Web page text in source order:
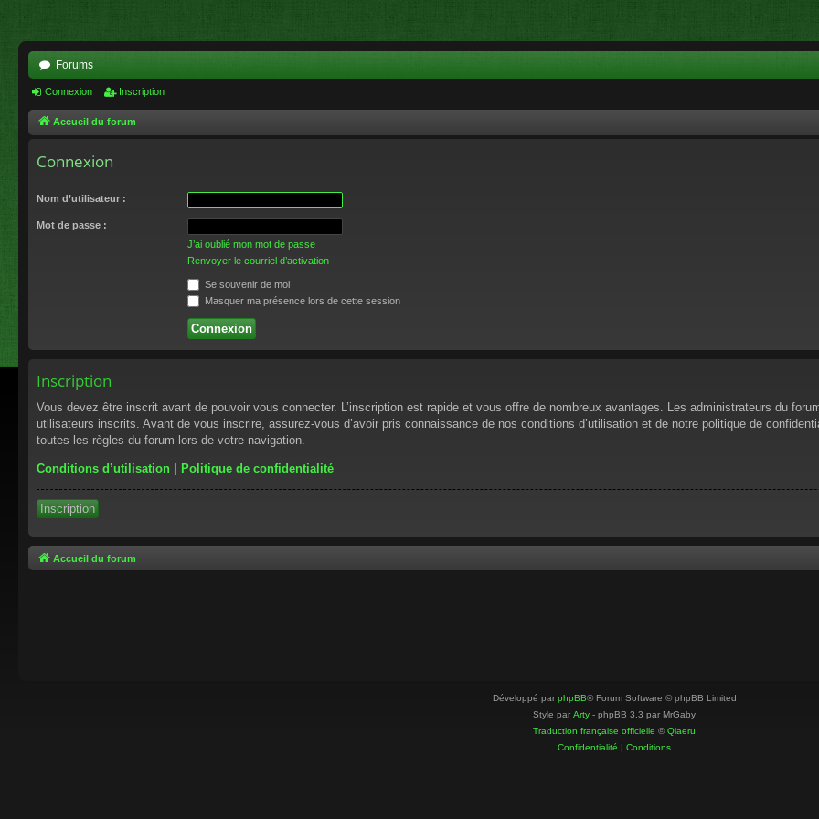
Forums
Connexion Inscription
Accueil du forum
Connexion
Nom d’utilisateur :
Mot de passe :
J’ai oublié mon mot de passe
Renvoyer le courriel d’activation
Se souvenir de moi
Masquer ma présence lors de cette session
Inscription
Vous devez être inscrit avant de pouvoir vous connecter. L’inscription est rapide et vous offre de nombreux avantages. Les administrateurs du
utilisateurs inscrits. Avant de vous inscrire, assurez-vous d’avoir pris connaissance de nos conditions d’utilisation et de notre politique de
toutes les règles du forum lors de votre navigation.
Conditions d’utilisation | Politique de confidentialité
Inscription
Accueil du forum
Développé par phpBB® Forum Software © phpBB Limited
Style par Arty - phpBB 3.3 par MrGaby
Traduction française officielle ©Qiaeru
Confidentialité | Conditions